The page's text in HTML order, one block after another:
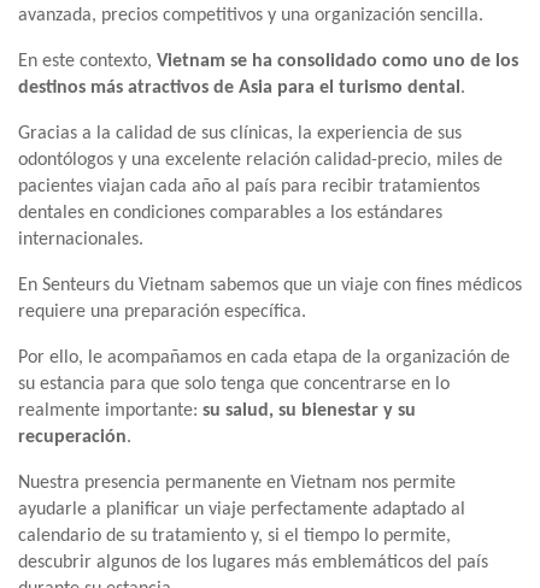
avanzada, precios competitivos y una organización sencilla.
En este contexto, Vietnam se ha consolidado como uno de los
destinos más atractivos de Asia para el turismo dental .
Gracias a la calidad de sus clínicas, la experiencia de sus
odontólogos y una excelente relación calidad-precio, miles de
pacientes viajan cada año al país para recibir tratamientos
dentales en condiciones comparables a los estándares
internacionales.
En Senteurs du Vietnam sabemos que un viaje con fines médicos
requiere una preparación específica.
Por ello, le acompañamos en cada etapa de la organización de
su estancia para que solo tenga que concentrarse en lo
realmente importante: su salud, su bienestar y su
recuperación.
Nuestra presencia permanente en Vietnam nos permite
ayudarle a planificar un viaje perfectamente adaptado al
calendario de su tratamiento y, si el tiempo lo permite,
descubrir algunos de los lugares más emblemáticos del país